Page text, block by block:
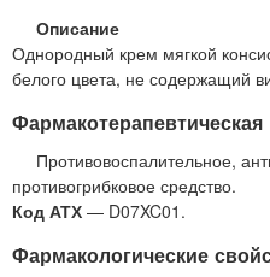
Описание
Однородный крем мягкой
белого цвета, не содержащий
Фармакотерапевтическая
Противовоспалительное,
противогрибковое средство.
Код АТХ — D07XC01.
Фармакологические